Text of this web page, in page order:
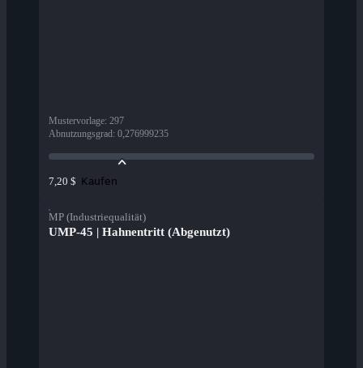
Mustervorlage: 297
Abnutzungsgrad: 0,276999235
7,20 $ Kaufen
MP (Industriequalität)
UMP-45 | Hahnentritt (Abgenutzt)